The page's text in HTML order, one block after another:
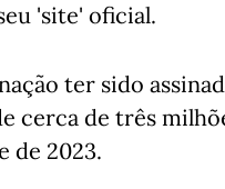
'site' oficial.
ter sido
cerca de três
de 2023.